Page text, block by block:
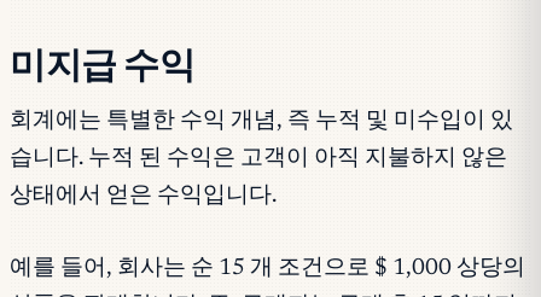
미지급 수익
회계에는 특별한 수익 개념, 즉 누적 및 미수입이 있
습니다. 누적 된 수익은 고객이 아직 지불하지 않은
상태에서 얻은 수익입니다.
예를 들어, 회사는 순 15 개 조건으로 $ 1,000 상당의